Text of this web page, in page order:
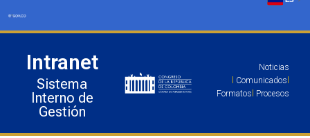
Intranet
Sistema
Interno de
Gestión
Noticias
Comunicados
Formatos Procesos